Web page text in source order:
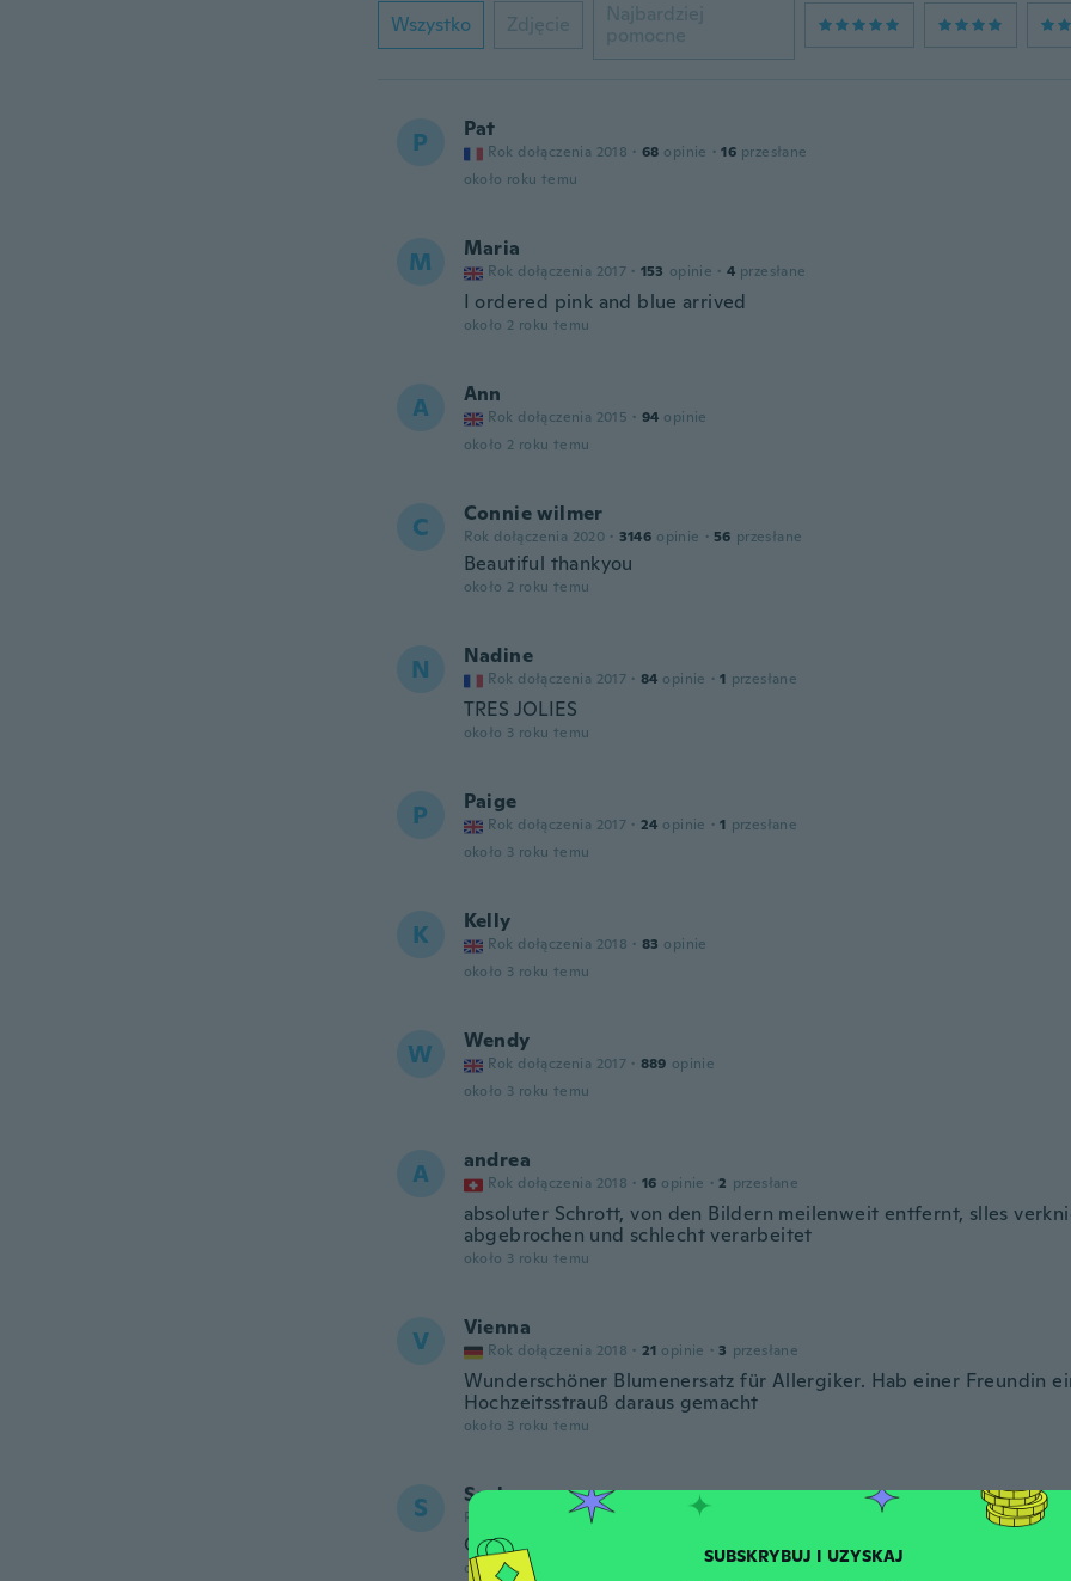
Wszystko Zdjęcie
Najbardziej
pomocne
P Pat
Rok dołączenia 2018 · 68 opinie · 16 przesłane
około roku temu
M Maria
Rok dołączenia 2017 · 153 opinie · 4 przesłane
I ordered pink and blue arrived
około 2 roku temu
A Ann
Rok dołączenia 2015 · 94 opinie
około 2 roku temu
C Connie wilmer
Rok dołączenia 2020 · 3146 opinie · 56 przesłane
Beautiful thankyou
około 2 roku temu
N Nadine
Rok dołączenia 2017 · 84 opinie · 1 przesłane
TRES JOLIES
około 3 roku temu
P Paige
Rok dołączenia 2017 · 24 opinie · 1 przesłane
około 3 roku temu
K Kelly
Rok dołączenia 2018 · 83 opinie
około 3 roku temu
W Wendy
Rok dołączenia 2017 · 889 opinie
około 3 roku temu
A andrea
Rok dołączenia 2018 · 16 opinie · 2 przesłane
absoluter Schrott, von den Bildern meilenweit entfernt, slles
abgebrochen und schlecht verarbeitet
około 3 roku temu
V Vienna
Rok dołączenia 2018 · 21 opinie · 3 przesłane
Wunderschöner Blumenersatz für Allergiker. Hab einer Freundin
Hochzeitsstrauß daraus gemacht
około 3 roku temu
S Sasha
Rok dołączenia 2017 · 14
Great quality 👌
około 3 roku temu